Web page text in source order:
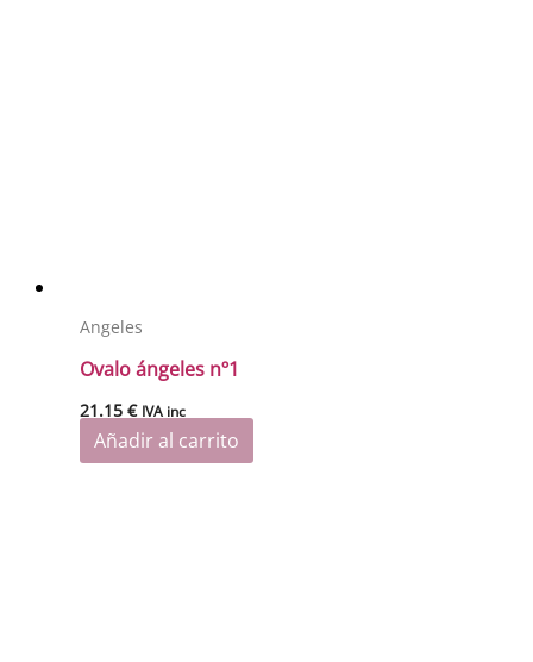
Angeles
Ovalo ángeles nº1
21.15€ IVA inc
Añadir al carrito